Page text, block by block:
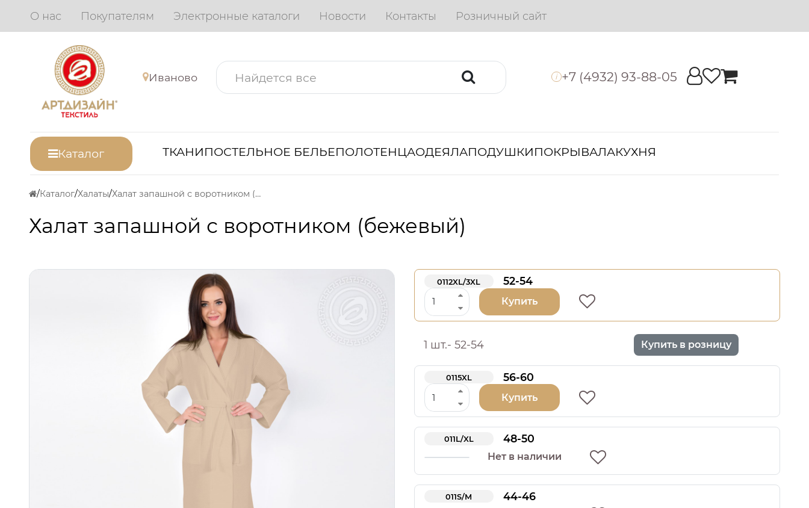
О нас Покупателям Электронные каталоги Новости Контакты Розничный сайт
Иваново i +7 (4932) 93-88-05
Каталог ТКАНИПОСТЕЛЬНОЕ БЕЛЬЕПОЛОТЕНЦАОДЕЯЛАПОДУШКИПОКРЫВАЛАКУХНЯ
Каталог Халаты Халат запашной с воротником (бежевый)
Халат запашной с воротником (бежевый)
0112XL/3XL 52-54
Купить
1 шт.- 52-54 Купить в розницу
0115XL 56-60
Купить
011L/XL 48-50
Нет в наличии
011S/M 44-46